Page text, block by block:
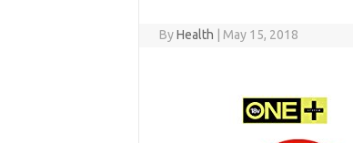
ByHealth May 15, 2018